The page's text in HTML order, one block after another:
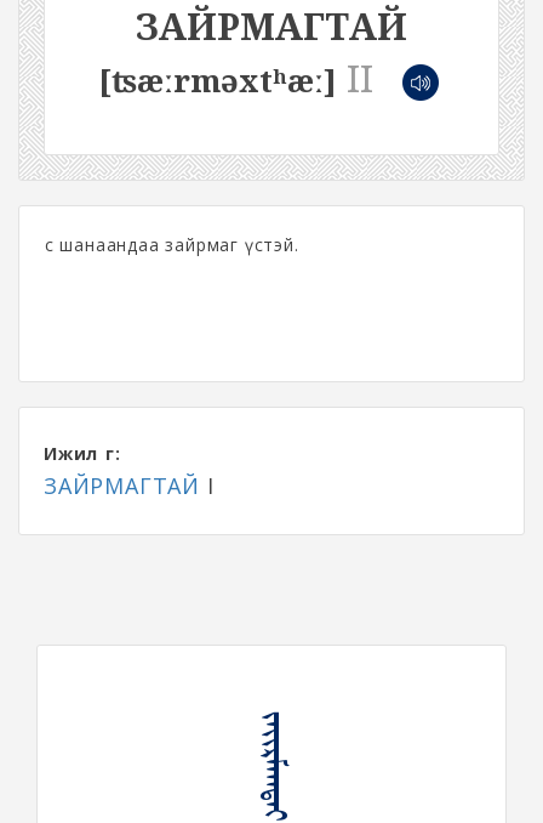
ЗАЙРМАГТАЙ
[ʦæːrməxtʰæː] II
Үс шанаандаа зайрмаг үстэй.
Ижил үг:
ЗАЙРМАГТАЙ I
ᠵᠠᠶᠢᠷᠮᠠᠭᠲᠠᠢ